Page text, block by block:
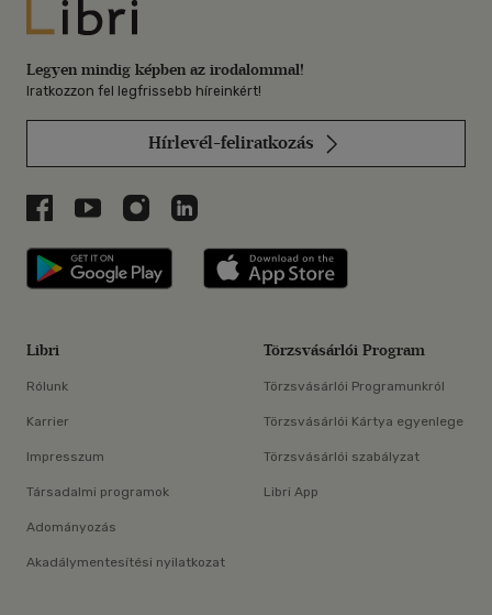
Libri
Legyen mindig képben az irodalommal!
Iratkozzon fel legfrissebb híreinkért!
Hírlevél-feliratkozás
Libri a Facebookon
Libri a Youtube-on
Libri az Instagramon
Libri a LinkedInen
Libri applikáció Szerezd meg: Google
Libri
Rólunk
Karrier
Impresszum
Társadalmi programok
Adományozás
Akadálymentesítési nyilatkozat
Törzsvásárlói Program
Törzsvásárlói Programunkról
Törzsvásárlói Kártya egyenlege
Törzsvásárlói szabályzat
Libri App